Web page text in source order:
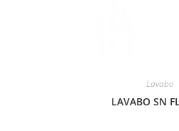
Lavabo
LAVABO SN